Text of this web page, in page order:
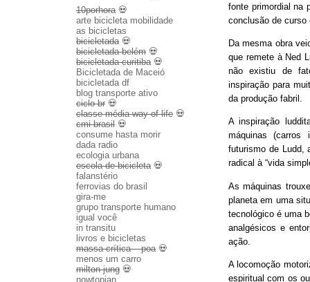
fonte primordial na
conclusão de curso
Da mesma obra
que remete à Ned
não existiu de
inspiração para
da produção fabril.
A inspiração
máquinas (carros
futurismo de Ludd,
radical à “vida
As máquinas
planeta em uma
tecnológico é uma
analgésicos e
ação.
A locomoção
espiritual com os
10porhora💀
arte bicicleta mobilidade
as bicicletas
bicicletada💀
bicicletada belém 💀
bicicletada curitiba💀
Bicicletada de Maceió
bicicletada df
blog transporte ativo
ciclo br 💀
classe média way of life 💀
cmi brasil 💀
consume hasta morir
dada radio
ecologia urbana
escola de bicicleta💀
falanstério
ferrovias do brasil
gira-me
grupo transporte humano
igual você
in transitu
livros e bicicletas
massa crítica – poa💀
menos um carro
milton jung 💀
nowtopian